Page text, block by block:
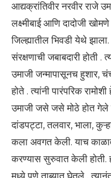
आद्यक्रांतिवीर नरवीर राजे
लक्ष्मीबाई आणि दादोजी
जिल्ह्यातील भिवडी येथे
संरक्षणाची जबाबदारी होती .
उमाजी जन्मापासूनच हुशार,
होते . त्यांनी पारंपरिक
उमाजी जसे जसे मोठे होत गेले
दांडपट्टा, तलवार, भाला,
कला अवगत केली. याच
करण्यास सुरुवात केली